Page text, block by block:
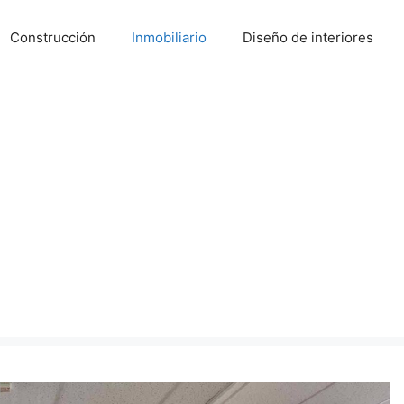
Construcción Inmobiliario Diseño de interiores